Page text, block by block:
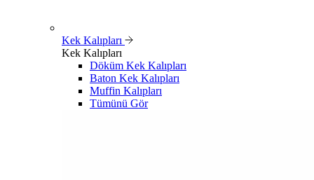
Kek Kalıpları
Kek Kalıpları
Döküm Kek Kalıpları
Baton Kek Kalıpları
Muffin Kalıpları
Tümünü Gör